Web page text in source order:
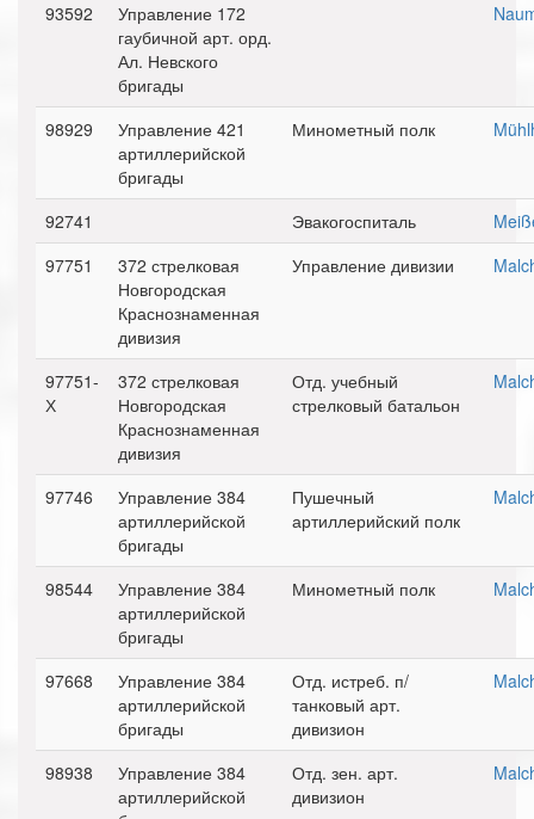
93592
Управление 172
гаубичной арт. орд.
Ал. Невского
бригады
98929
Управление 421
артиллерийской
бригады
Минометный полк
92741 Эвакогоспиталь
97751
372 стрелковая
Новгородская
Краснознаменная
дивизия
Управление дивизии
97751-
Х
372 стрелковая
Новгородская
Краснознаменная
дивизия
Отд. учебный
стрелковый батальон
97746
Управление 384
артиллерийской
бригады
Пушечный
артиллерийский полк
98544
Управление 384
артиллерийской
бригады
Минометный полк
97668
Управление 384
артиллерийской
бригады
Отд. истреб. п/
танковый арт.
дивизион
98938
Управление 384
артиллерийской
Отд. зен. арт.
дивизион